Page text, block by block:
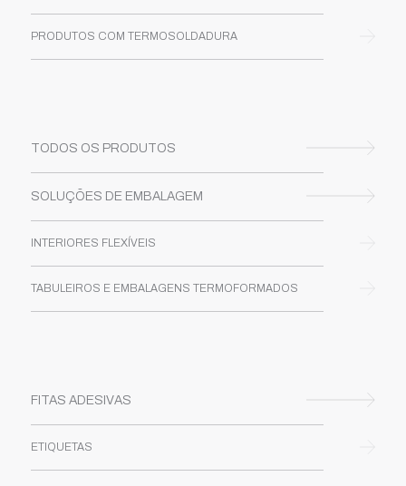
PRODUTOS COM TERMOSOLDADURA
TODOS OS PRODUTOS
SOLUÇÕES DE EMBALAGEM
INTERIORES FLEXÍVEIS
TABULEIROS E EMBALAGENS TERMOFORMADOS
FITAS ADESIVAS
ETIQUETAS